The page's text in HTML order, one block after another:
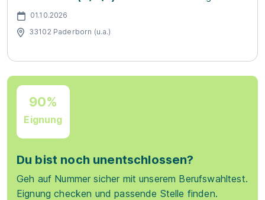
01.10.2026
33102 Paderborn (u.a.)
90%
Eignung
Du bist noch unentschlossen?
Geh auf Nummer sicher mit unserem Berufswahltest.
Eignung checken und passende Stelle finden.